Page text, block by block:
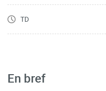
TD
En bref